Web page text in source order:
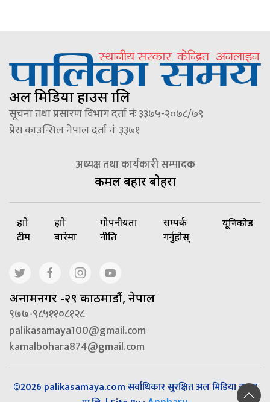
अल मिडिया हाउस प्रालि
सूचना तथा प्रसारण विभाग दर्ता नंः ३३७५-२०७८/७९
प्रेस काउन्सिल नेपाल दर्ता नंः ३३७१
अध्यक्ष तथा कार्यकारी सम्पादक
कमल बहादुर बोहरा
हाम्रो
टीम
हाम्रो
बारेमा
गोपनीयता
नीति
सम्पर्क
गर्नुहोस्
यूनिकोड
अनामनगर -२९ काठमाडौं, नेपाल
९७७-९८५११०८१२८
palikasamaya100@gmail.com
kamalbohara874@gmail.com
©2026 palikasamaya.com सर्वाधिकार सुरक्षित अल मिडिया हाउस